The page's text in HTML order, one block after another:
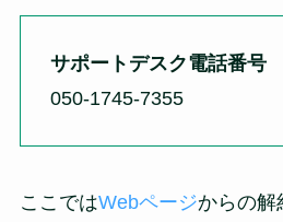
サポートデスク電話番号
050-1745-7355
ここではWebページからの解